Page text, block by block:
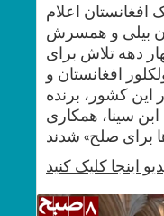
افغانستان اعلام
بیلی و همسرش
دهه تلاش برای
افغانستان و
این کشور، برنده
ابن‌ سینا، همکاری
اینجا کلیک کنید